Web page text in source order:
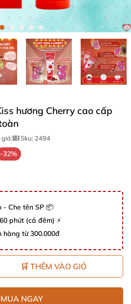
hương Cherry cao cấp
giá| Sku: 2494
-32%
- Che tên SP 📦
phút (cả đêm) ⚡
hàng từ 300.000đ
🛒 THÊM VÀO GIỎ
MUA NGAY